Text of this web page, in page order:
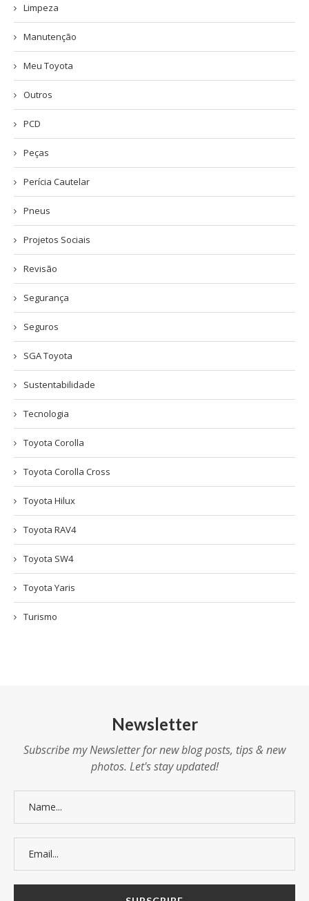
Limpeza
Manutenção
Meu Toyota
Outros
PCD
Peças
Perícia Cautelar
Pneus
Projetos Sociais
Revisão
Segurança
Seguros
SGA Toyota
Sustentabilidade
Tecnologia
Toyota Corolla
Toyota Corolla Cross
Toyota Hilux
Toyota RAV4
Toyota SW4
Toyota Yaris
Turismo
Newsletter
Subscribe my Newsletter for new blog posts, tips & new
photos. Let's stay updated!